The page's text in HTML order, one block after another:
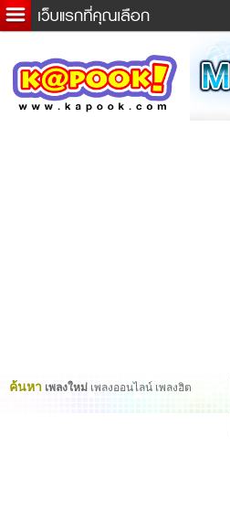
ค้นหา เพลงใหม่ เพลงออนไลน์ เพลงฮิต